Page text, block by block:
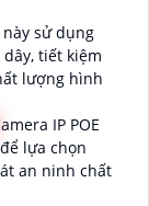
sử dụng
tiết kiệm
lượng hình
IP POE
lựa chọn
an ninh chất